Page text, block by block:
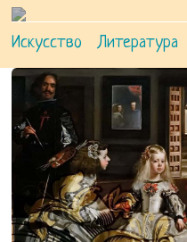
Искусство Литература